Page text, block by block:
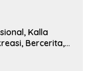
Kalla
Bercerita,